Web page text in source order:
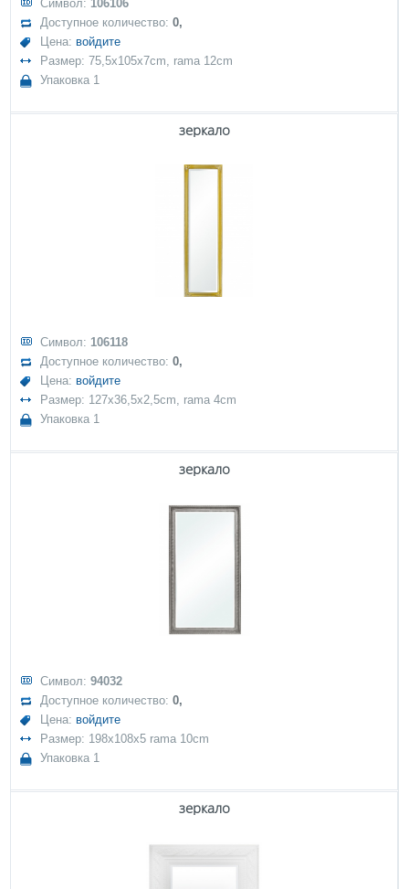
Символ: 106106
Доступное количество:0,
Цена: войдите
Размер: 75,5x105x7cm, rama 12cm
Упаковка 1
зеркало
Символ: 106118
Доступное количество:0,
Цена: войдите
Размер: 127x36,5x2,5cm, rama 4cm
Упаковка 1
зеркало
Символ:94032
Доступное количество:0,
Цена: войдите
Размер: 198x108x5 rama 10cm
Упаковка 1
зеркало